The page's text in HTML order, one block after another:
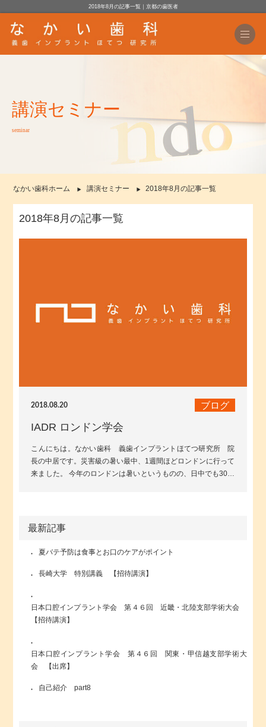
2018年8月の記事一覧｜京都の歯医者
講演セミナー
seminar
なかい歯科ホーム 講演セミナー 2018年8月の記事一覧
2018年8月の記事一覧
2018.08.20 ブログ
IADR ロンドン学会
こんにちは。なかい歯科 義歯インプラントほてつ研究所 院
長の中居です。災害級の暑い最中、1週間ほどロンドンに行って
来ました。 今年のロンドンは暑いというものの、日中でも30度
最新記事
夏バテ予防は食事とお口のケアがポイント
長崎大学 特別講義 【招待講演】
日本口腔インプラント学会 第４６回 近畿・北陸支部学術大会
【招待講演】
日本口腔インプラント学会 第４６回 関東・甲信越支部学術大
会 【出席】
自己紹介 part8